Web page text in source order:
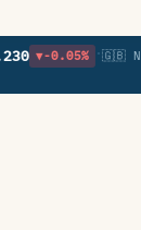
▼-0.05% •🇬🇧 NIKEL